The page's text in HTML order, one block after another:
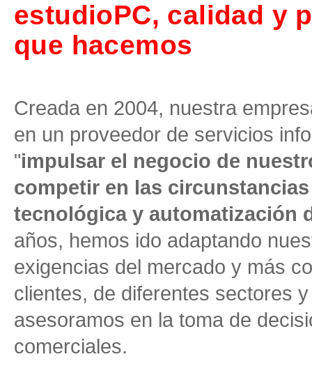
La importancia del posicionamiento web, la calidad de contenidos y el
estudioPC, calidad y
que hacemos
Creada en 2004, nuestra
en un proveedor de servicios
"impulsar el negocio de
competir en las
tecnológica y automatización
años, hemos ido adaptando
exigencias del mercado y más
clientes, de diferentes sectores
asesoramos en la toma de
comerciales.